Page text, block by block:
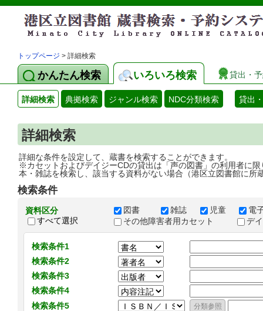
トップページ > 詳細検索
かんたん検索 いろいろ検索 貸出・
詳細検索 典拠検索 ジャンル検索 NDC分類検索 貸出
詳細検索
詳細な条件を設定して、蔵書を検索することができます。
※カセットおよびデイジーCDの貸出は「声の図書」の利用者に限
本・雑誌を検索し、該当する資料がない場合（港区立図書館に所
検索条件
資料区分
すべて選択
図書 雑誌 児童
電
その他障害者用カセット
デ
検索条件1
検索条件2
検索条件3
検索条件4
検索条件5